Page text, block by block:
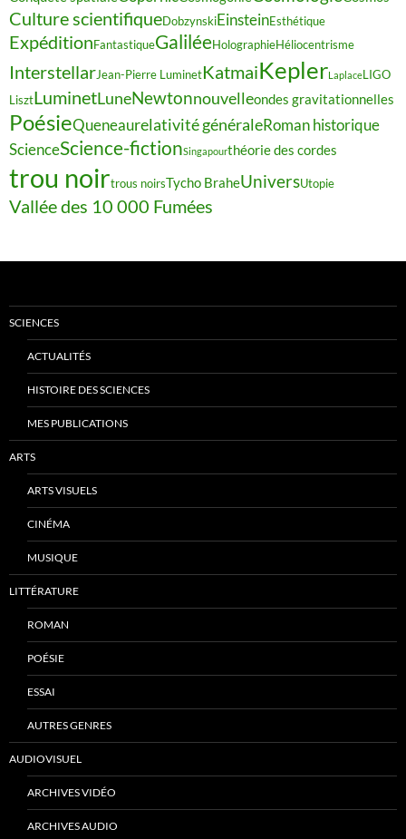
Culture scientifiqueDobzynskiEinsteinEsthétique
ExpéditionFantastiqueGaliléeHolographieHéliocentrisme
InterstellarJean-Pierre LuminetKatmaiKeplerLaplaceLIGO
LisztLuminetLuneNewtonnouvelleondes gravitationnelles
PoésieQueneaurelativité généraleRoman historique
ScienceScience-fictionSingapourthéorie des cordes
trou noirtrous noirsTycho BraheUniversUtopie
Vallée des 10 000 Fumées
SCIENCES
ACTUALITÉS
HISTOIRE DES SCIENCES
MES PUBLICATIONS
ARTS
ARTS VISUELS
CINÉMA
MUSIQUE
LITTÉRATURE
ROMAN
POÉSIE
ESSAI
AUTRES GENRES
AUDIOVISUEL
ARCHIVES VIDÉO
ARCHIVES AUDIO